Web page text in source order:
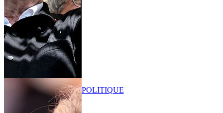
POLITIQUE